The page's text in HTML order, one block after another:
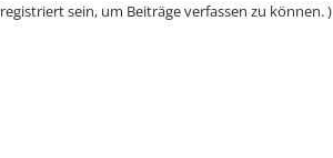
sein, um Beiträge verfassen zu können. )